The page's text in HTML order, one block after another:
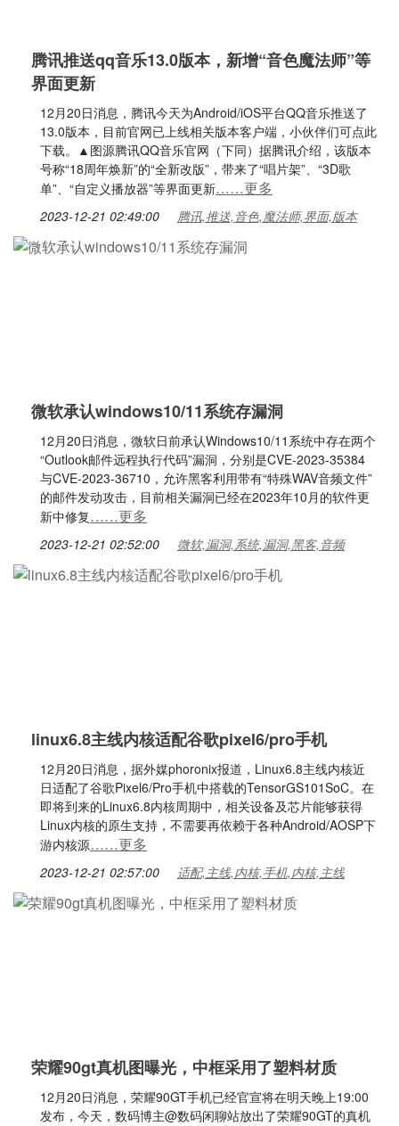
腾讯推送qq音乐13.0版本，新增“音色魔法师”等
界面更新
12月20日消息，腾讯今天为Android/iOS平台QQ音乐推送了
13.0版本，目前官网已上线相关版本客户端，小伙伴们可点此
下载。▲图源腾讯QQ音乐官网（下同）据腾讯介绍，该版本
号称“18周年焕新”的“全新改版”，带来了“唱片架”、“3D歌
单”、“自定义播放器”等界面更新……更多
2023-12-21 02:49:00 腾讯,推送,音色,魔法师,界面,版本
微软承认windows10/11系统存漏洞
12月20日消息，微软日前承认Windows10/11系统中存在两个
“Outlook邮件远程执行代码”漏洞，分别是CVE-2023-35384
与CVE-2023-36710，允许黑客利用带有“特殊WAV音频文件”
的邮件发动攻击，目前相关漏洞已经在2023年10月的软件更
新中修复……更多
2023-12-21 02:52:00 微软,漏洞,系统,漏洞,黑客,音频
linux6.8主线内核适配谷歌pixel6/pro手机
12月20日消息，据外媒phoronix报道，Linux6.8主线内核近
日适配了谷歌Pixel6/Pro手机中搭载的TensorGS101SoC。在
即将到来的Linux6.8内核周期中，相关设备及芯片能够获得
Linux内核的原生支持，不需要再依赖于各种Android/AOSP下
游内核源……更多
2023-12-21 02:57:00 适配,主线,内核,手机,内核,主线
荣耀90gt真机图曝光，中框采用了塑料材质
12月20日消息，荣耀90GT手机已经官宣将在明天晚上19:00
发布，今天，数码博主@数码闲聊站放出了荣耀90GT的真机